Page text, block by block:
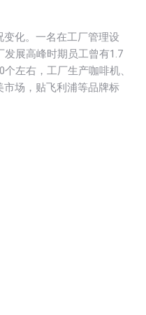
化。一名在工厂管理设
展高峰时期员工曾有1.7
左右，工厂生产咖啡机、
场，贴飞利浦等品牌标